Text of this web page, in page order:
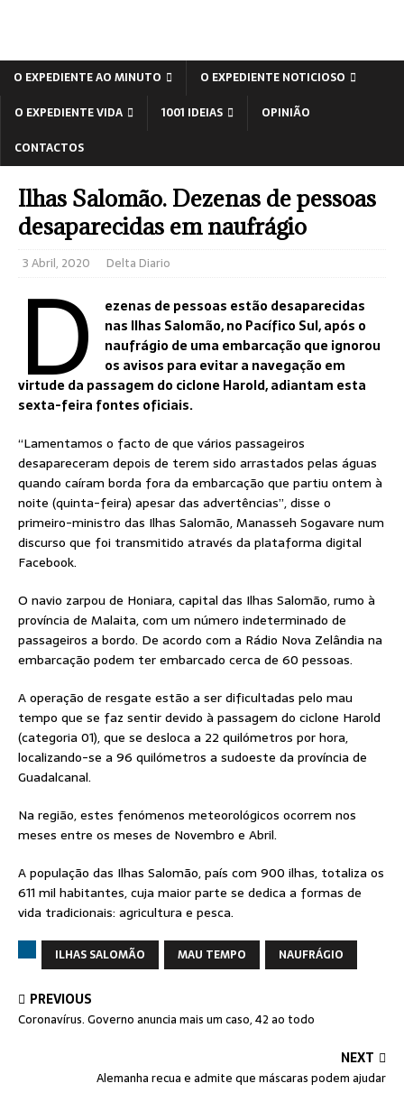
O EXPEDIENTE AO MINUTO
O EXPEDIENTE NOTICIOSO
O EXPEDIENTE VIDA
1001 IDEIAS
OPINIÃO
CONTACTOS
Ilhas Salomão. Dezenas de pessoas
desaparecidas em naufrágio
3 Abril, 2020 Delta Diario
D ezenas de pessoas estão desaparecidas
nas Ilhas Salomão, no Pacífico Sul, após o
naufrágio de uma embarcação que ignorou
os avisos para evitar a navegação em
virtude da passagem do ciclone Harold, adiantam esta
sexta-feira fontes oficiais.
“Lamentamos o facto de que vários passageiros
desapareceram depois de terem sido arrastados pelas águas
quando caíram borda fora da embarcação que partiu ontem à
noite (quinta-feira) apesar das advertências”, disse o
primeiro-ministro das Ilhas Salomão, Manasseh Sogavare num
discurso que foi transmitido através da plataforma digital
Facebook.
O navio zarpou de Honiara, capital das Ilhas Salomão, rumo à
província de Malaita, com um número indeterminado de
passageiros a bordo. De acordo com a Rádio Nova Zelândia na
embarcação podem ter embarcado cerca de 60 pessoas.
A operação de resgate estão a ser dificultadas pelo mau
tempo que se faz sentir devido à passagem do ciclone Harold
(categoria 01), que se desloca a 22 quilómetros por hora,
localizando-se a 96 quilómetros a sudoeste da província de
Guadalcanal.
Na região, estes fenómenos meteorológicos ocorrem nos
meses entre os meses de Novembro e Abril.
A população das Ilhas Salomão, país com 900 ilhas, totaliza os
611 mil habitantes, cuja maior parte se dedica a formas de
vida tradicionais: agricultura e pesca.
ILHAS SALOMÃO MAU TEMPO NAUFRÁGIO
PREVIOUS
Coronavírus. Governo anuncia mais um caso, 42 ao todo
NEXT
Alemanha recua e admite que máscaras podem ajudar